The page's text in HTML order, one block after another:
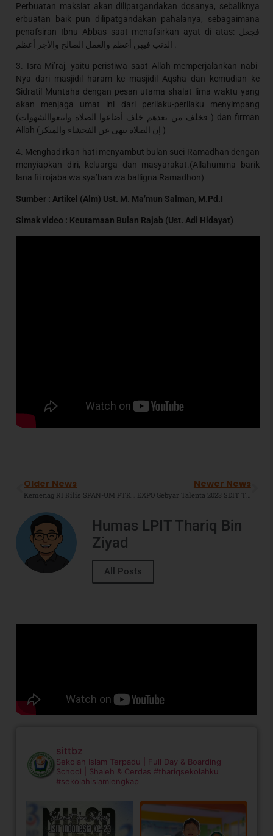
Perbuatan maksiat akan dilipatgandakan dosanya, sebaliknya
erbuatan baik pun dilipatgandakan pahalanya, sebagaimana
penafsiran Ibnu Abbas saat menafsirkan ayat di atas: فجعل
3. Isra Mi’raj, yaitu peristiwa saat Allah memperjalankan nabi-
Nya dari masjidil haram ke masjidil Aqsha dan kemudian ke
Sidratil Muntaha dengan pesan utama shalat lima waktu yang
akan menjaga umat ini dari perilaku-perilaku menyimpang
(فخلف من بعدهم خلف أضاعوا الصلاة واتبعواالشهوات ) dan firman
Allah (إن الصلاة تنهى عن الفحشاء والمنكر )
4. Menghadirkan hati menyambut bulan suci Ramadhan dengan
menyiapkan diri, keluarga dan masyarakat.(Allahumma barik
lana fii rojaba wa sya’ban wa balligna Ramadhon)
Sumber : Artikel (Alm) Ust. M. Ma’mun Salman, M.Pd.I
Simak video : Keutamaan Bulan Rajab (Ust. Adi Hidayat)
Older News
Kemenag RI Rilis SPAN-UM PTKIN 2023, Berikut Syarat Dan Cara Daftarnya.
Newer News
EXPO Gebyar Talenta 2023 SDIT TBZ Jatimulya : Setitik Bakti Untuk Negeri.
Humas LPIT Thariq Bin
Ziyad
All Posts
sittbz
Sekolah Islam Terpadu | Full Day & Boarding
School | Shaleh & Cerdas #thariqsekolahku
#sekolahislamlengkap